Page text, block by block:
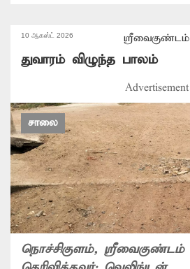
10 ஆகஸ்ட் 2026 ஸ்ரீவைகுண்டம்
துவாரம் விழுந்த பாலம்
Advertisement
சாலை
நொச்சிகுளம், ஸ்ரீவைகுண்டம்